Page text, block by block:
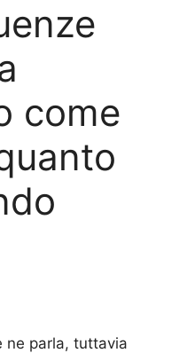
come
ne parla, tuttavia